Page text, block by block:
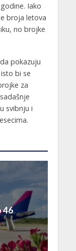
Iako
broja letova
no brojke
pokazuju
bi se
za
svibnju i
46